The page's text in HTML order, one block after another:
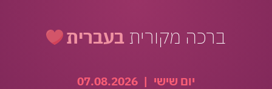
ברכה מקורית בעברית
יום שישי |